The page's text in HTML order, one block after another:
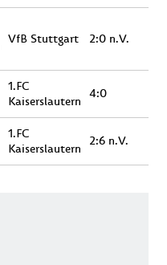
VfB Stuttgart 2:0 n.V.
1.FC
Kaiserslautern
4:0
1.FC
Kaiserslautern
2:6 n.V.